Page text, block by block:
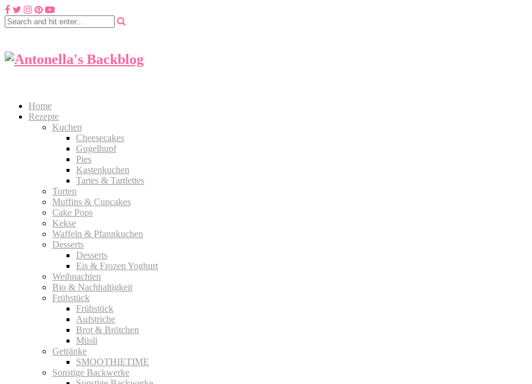
Home
Rezepte
Kuchen
Cheesecakes
Gugelhupf
Pies
Kastenkuchen
Tartes & Tartlettes
Torten
Muffins & Cupcakes
Cake Pops
Kekse
Waffeln & Pfannkuchen
Desserts
Desserts
Eis & Frozen Yoghurt
Weihnachten
Bio & Nachhaltigkeit
Frühstück
Frühstück
Aufstriche
Brot & Brötchen
Müsli
Getränke
SMOOTHIETIME
Sonstige Backwerke